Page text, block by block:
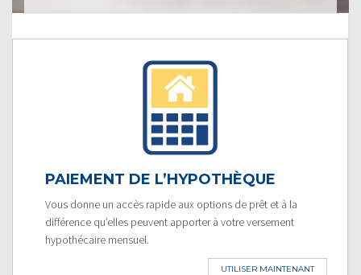
PAIEMENT DE L’HYPOTHÈQUE
Vous donne un accès rapide aux options de prêt et à la
différence qu’elles peuvent apporter à votre versement
hypothécaire mensuel.
UTILISER MAINTENANT